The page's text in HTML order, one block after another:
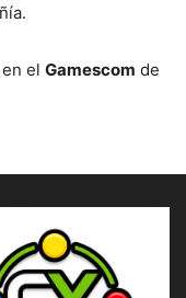
el Gamescom de